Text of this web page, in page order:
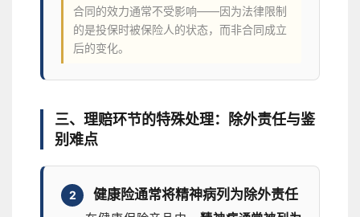
合同的效力通常不受影响——因为法律限制
的是投保时被保险人的状态，而非合同成立
后的变化。
三、理赔环节的特殊处理：除外责任与鉴
别难点
2 健康险通常将精神病列为除外责任